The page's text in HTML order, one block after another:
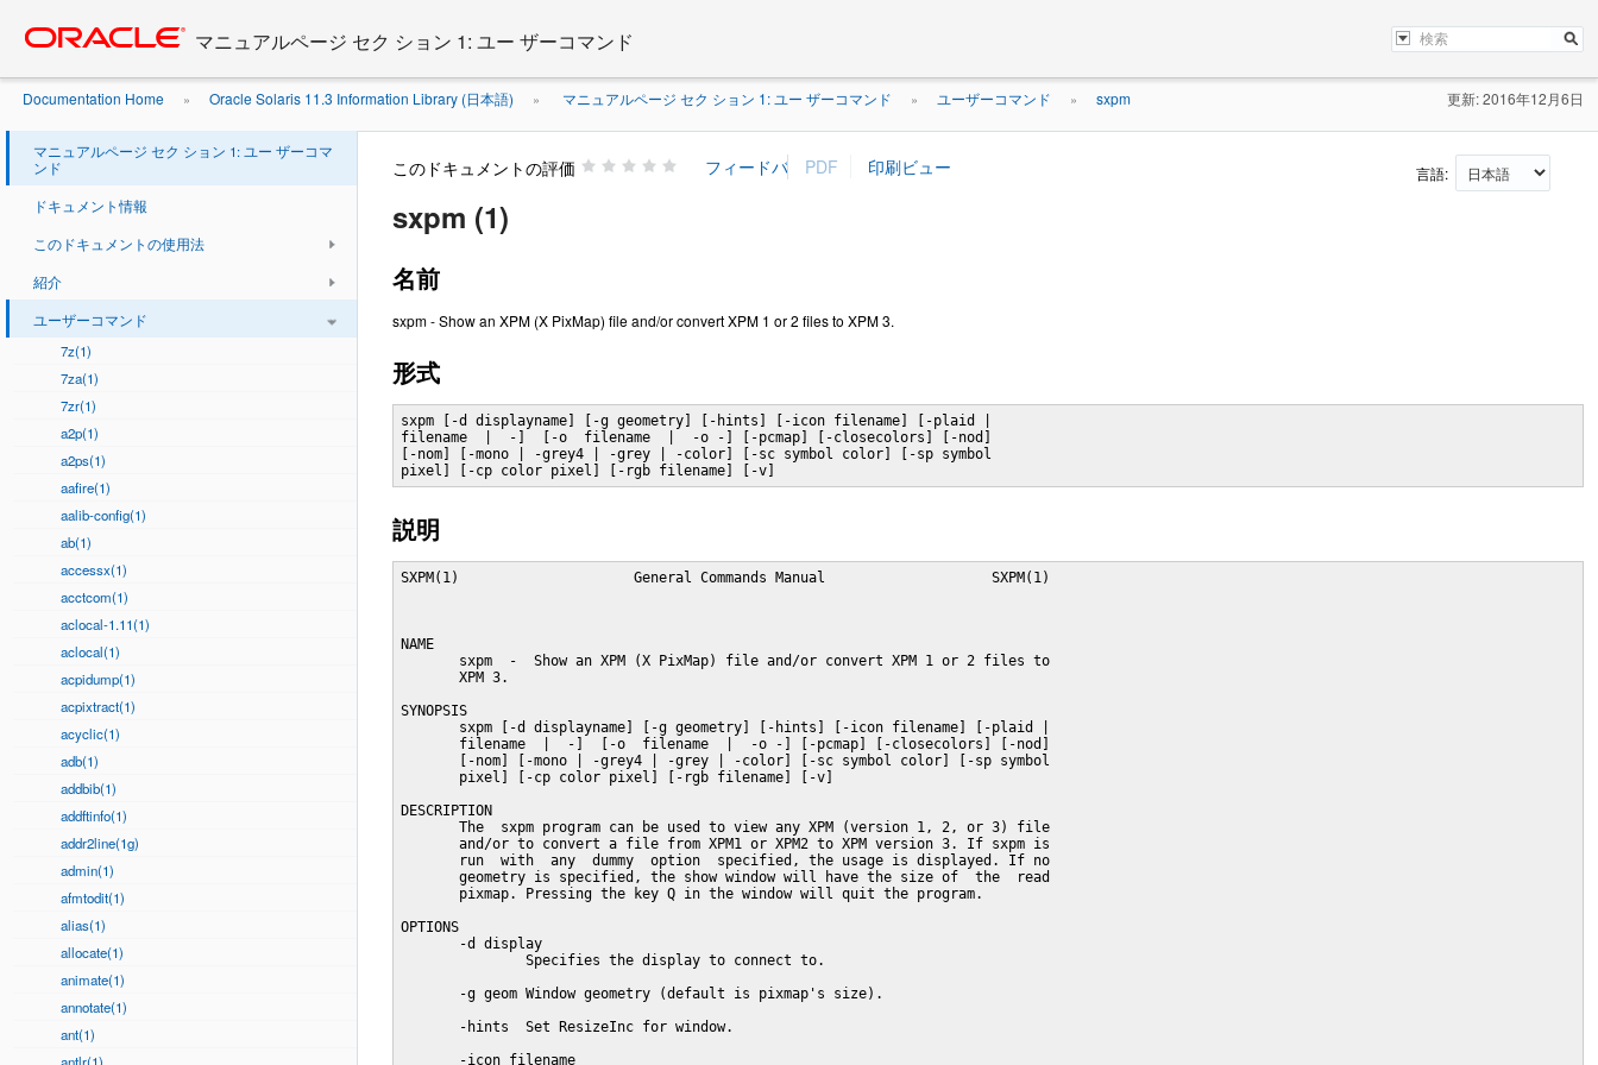
content
マニュアルページ セク ション 1: ユー ザーコマンド
Documentation Home » Oracle Solaris 11.3 Information Library (日本語) » マニュアルページ セク ション 1: ユー ザーコマンド » ユーザーコマンド » sxpm 更新: 2016年12月6日
マニュアルページ セク ション 1: ユー ザーコマ
ンド
ドキュメント情報
このドキュメントの使用法
紹介
ユーザーコマンド
7z(1)
7za(1)
7zr(1)
a2p(1)
a2ps(1)
aafire(1)
aalib-config(1)
ab(1)
accessx(1)
acctcom(1)
aclocal-1.11(1)
aclocal(1)
acpidump(1)
acpixtract(1)
acyclic(1)
adb(1)
addbib(1)
addftinfo(1)
addr2line(1g)
admin(1)
afmtodit(1)
alias(1)
allocate(1)
animate(1)
annotate(1)
ant(1)
このドキュメントの評価 言語:
sxpm (1)
名前
sxpm - Show an XPM (X PixMap) file and/or convert XPM 1 or 2 files to XPM 3.
形式
sxpm [-d displayname] [-g geometry] [-hints] [-icon filename] [-plaid |
filename  |  -]  [-o  filename  |  -o -] [-pcmap] [-closecolors] [-nod]
[-nom] [-mono | -grey4 | -grey | -color] [-sc symbol color] [-sp symbol
pixel] [-cp color pixel] [-rgb filename] [-v]
説明
SXPM(1)                     General Commands Manual                    SXPM(1)
NAME
       sxpm  -  Show an XPM (X PixMap) file and/or convert XPM 1 or 2 files to
       XPM 3.
SYNOPSIS
       sxpm [-d displayname] [-g geometry] [-hints] [-icon filename] [-plaid |
       filename  |  -]  [-o  filename  |  -o -] [-pcmap] [-closecolors] [-nod]
       [-nom] [-mono | -grey4 | -grey | -color] [-sc symbol color] [-sp symbol
       pixel] [-cp color pixel] [-rgb filename] [-v]
DESCRIPTION
       The  sxpm program can be used to view any XPM (version 1, 2, or 3) file
       and/or to convert a file from XPM1 or XPM2 to XPM version 3. If sxpm is
       run  with  any  dummy  option  specified, the usage is displayed. If no
       geometry is specified, the show window will have the size of  the  read
       pixmap. Pressing the key Q in the window will quit the program.
OPTIONS
       -d display
               Specifies the display to connect to.
       -g geom Window geometry (default is pixmap's size).
       -hints  Set ResizeInc for window.
       -icon filename